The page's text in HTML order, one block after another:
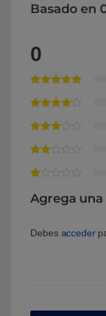
Basado en
0
Agrega una
Debes acceder